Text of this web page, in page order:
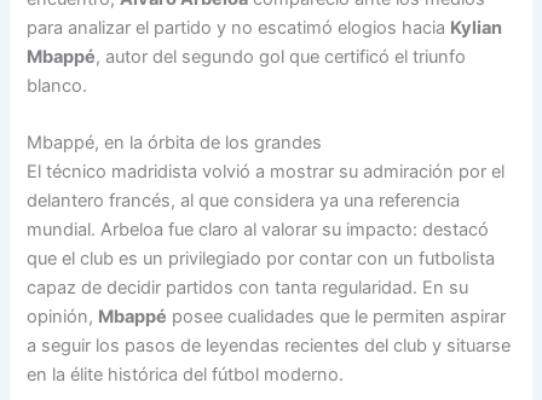
para analizar el partido y no escatimó elogios hacia Kylian
Mbappé, autor del segundo gol que certificó el triunfo
blanco.
Mbappé, en la órbita de los grandes
El técnico madridista volvió a mostrar su admiración por el
delantero francés, al que considera ya una referencia
mundial. Arbeloa fue claro al valorar su impacto: destacó
que el club es un privilegiado por contar con un futbolista
capaz de decidir partidos con tanta regularidad. En su
opinión, Mbappé posee cualidades que le permiten aspirar
a seguir los pasos de leyendas recientes del club y situarse
en la élite histórica del fútbol moderno.